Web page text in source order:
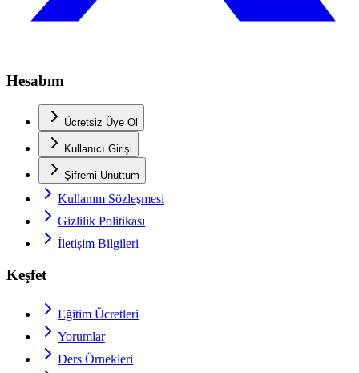
Hesabım
Ücretsiz Üye Ol
Kullanıcı Girişi
Şifremi Unuttum
Kullanım Sözleşmesi
Gizlilik Politikası
İletişim Bilgileri
Keşfet
Eğitim Ücretleri
Yorumlar
Ders Örnekleri